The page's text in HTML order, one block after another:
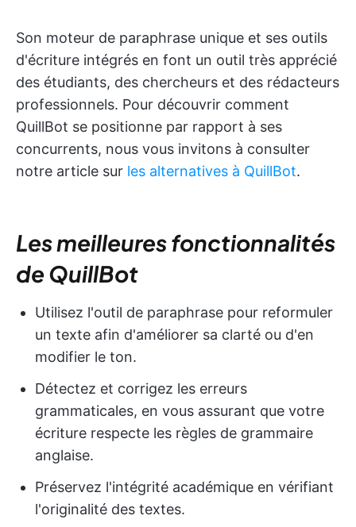
Son moteur de paraphrase unique et ses outils
d'écriture intégrés en font un outil très apprécié
des étudiants, des chercheurs et des rédacteurs
professionnels. Pour découvrir comment
QuillBot se positionne par rapport à ses
concurrents, nous vous invitons à consulter
notre article sur les alternatives à QuillBot.
Les meilleures fonctionnalités
de QuillBot
Utilisez l'outil de paraphrase pour reformuler
un texte afin d'améliorer sa clarté ou d'en
modifier le ton.
Détectez et corrigez les erreurs
grammaticales, en vous assurant que votre
écriture respecte les règles de grammaire
anglaise.
Préservez l'intégrité académique en vérifiant
l'originalité des textes.